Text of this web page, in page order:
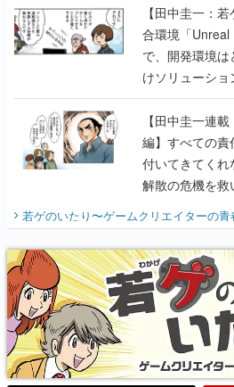
【田中圭一：
合環境「Unreal
で、開発環境
けソリューシ
に行って、よ
【田中圭一連
編】すべての責
付いてきてく
解散の危機を
『少年ジャン
り】
若ゲのいたり〜ゲームクリエイターの青